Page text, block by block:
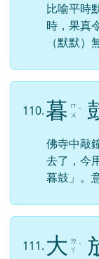
比喻平時
時，果真
（默默）
110.暮 ㄇ
ㄨ ˋ
佛寺中敲
去了，今
暮鼓」。
111. 大 ㄉ
ㄚ ˋ